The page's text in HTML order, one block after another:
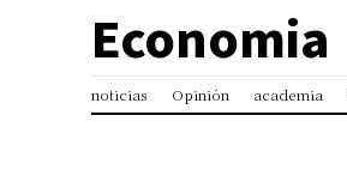
Economia
noticias Opinión academia